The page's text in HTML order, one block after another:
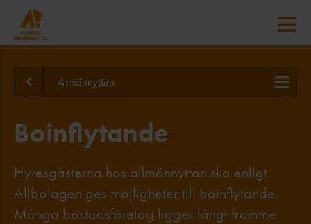
Allmännyttan
Boinflytande
Hyresgästerna hos allmännyttan ska enligt
Allbolagen ges möjligheter till boinflytande.
Många bostadsföretag ligger långt framme